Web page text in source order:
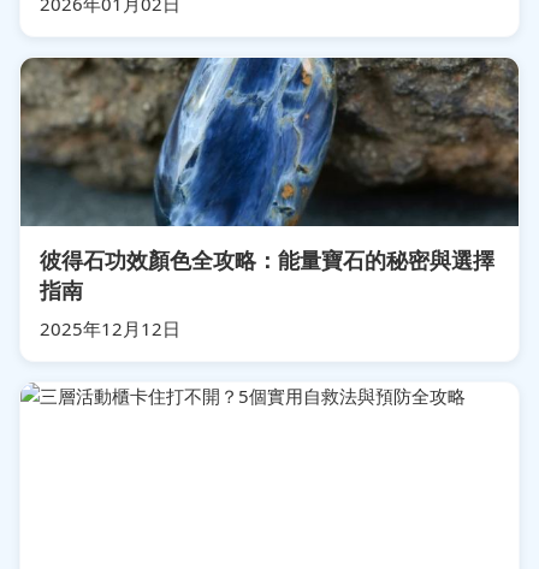
彼得石功效顏色全攻略：能量寶石的秘密與選擇
指南
2025年12月12日